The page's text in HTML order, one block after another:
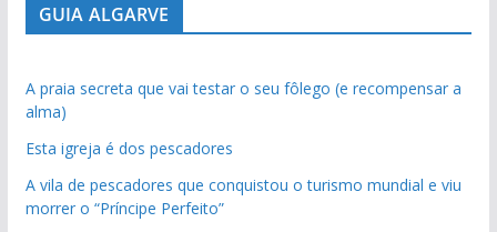
GUIA ALGARVE
A praia secreta que vai testar o seu fôlego (e recompensar a
alma)
Esta igreja é dos pescadores
A vila de pescadores que conquistou o turismo mundial e viu
morrer o “Príncipe Perfeito”